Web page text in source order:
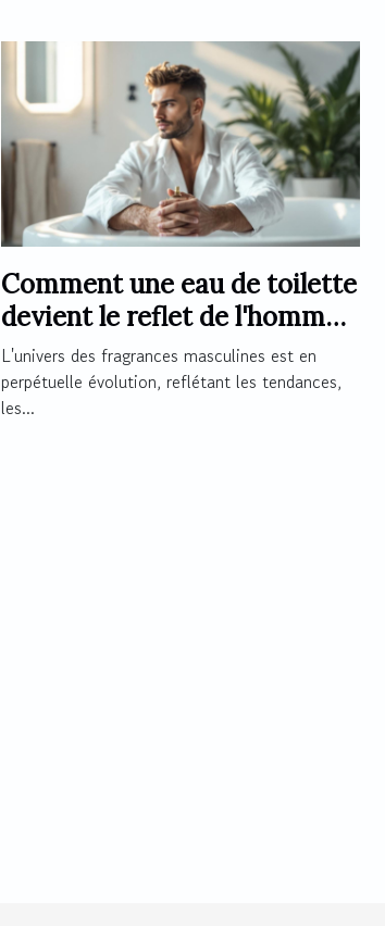
Comment une eau de toilette
devient le reflet de l'homme
moderne ?
L'univers des fragrances masculines est en
perpétuelle évolution, reflétant les tendances,
les...